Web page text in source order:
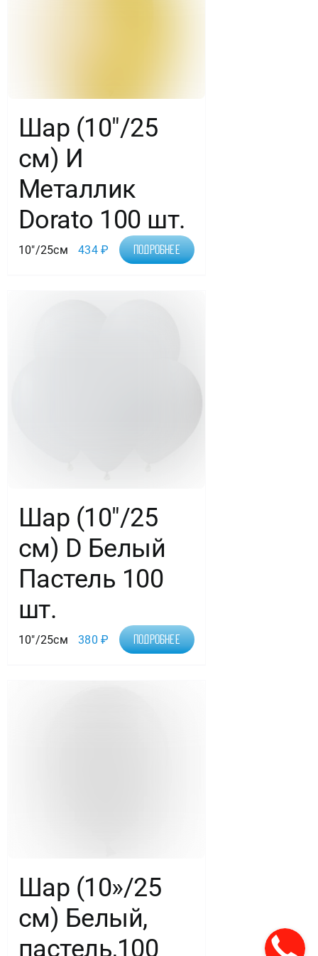
Шар (10″/25
см) И
Металлик
Dorato 100 шт.
10"/25см 434₽ Подробнее
Шар (10″/25
см) D Белый
Пастель 100
шт.
10"/25см 380₽ Подробнее
Шар (10»/25
см) Белый,
пастель,100